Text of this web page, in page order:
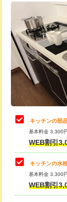
給水管工事※（
給水管工事※（
給水管工事※（
め込み）)
給水管工事※（
給水管工事※（
用/3ｍまで)
給水管工事※
用（追加）/3ｍ
給水管工事※
管・ポリ管・
追加トーラー
カメラ調査
桝清掃
止水・漏水調査
理・調整・分
止水・漏水調
理・調整・分解
止水・漏水調
理・調整・分
お風呂タンク脱
その他部品の
キッチンの部
基本料金 3,300
WEB割引
キッチンの水
基本料金 3,300
WEB割引